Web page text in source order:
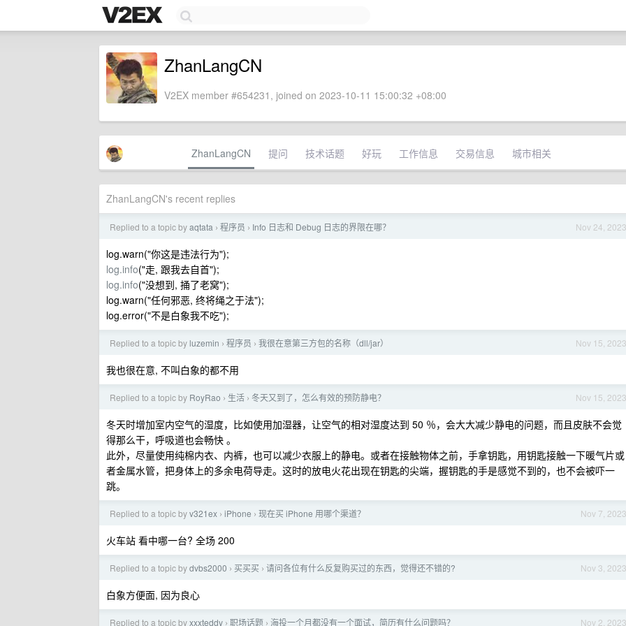
ZhanLangCN
V2EX member #654231, joined on 2023-10-11 15:00:32 +08:00
ZhanLangCN 提问 技术话题 好玩 工作信息 交易信息 城市相关
ZhanLangCN's recent replies
Nov 24, 2023
Replied to a topic byaqtata › 程序员 › Info 日志和 Debug 日志的界限在哪？
log.warn("你这是违法行为");
log.info("走, 跟我去自首");
log.info("没想到, 捅了老窝");
log.warn("任何邪恶, 终将绳之于法");
log.error("不是白象我不吃");
Nov 15, 2023
Replied to a topic by luzemin › 程序员 › 我很在意第三方包的名称（dll/jar）
我也很在意, 不叫白象的都不用
Nov 15, 2023
Replied to a topic by RoyRao › 生活 › 冬天又到了，怎么有效的预防静电？
冬天时增加室内空气的湿度，比如使用加湿器，让空气的相对湿度达到 50 ％，会大大减少静电的问题，而且皮肤不会觉
得那么干，呼吸道也会畅快 。
此外，尽量使用纯棉内衣、内裤，也可以减少衣服上的静电。或者在接触物体之前，手拿钥匙，用钥匙接触一下暖气片或
者金属水管，把身体上的多余电荷导走。这时的放电火花出现在钥匙的尖端，握钥匙的手是感觉不到的，也不会被吓一
跳。
Nov 7, 2023
Replied to a topic byv321ex › iPhone › 现在买 iPhone 用哪个渠道？
火车站 看中哪一台? 全场 200
Nov 3, 2023
Replied to a topic bydvbs2000 › 买买买 › 请问各位有什么反复购买过的东西，觉得还不错的?
白象方便面, 因为良心
Nov 2, 2023
Replied to a topic byxxxteddy › 职场话题 › 海投一个月都没有一个面试，简历有什么问题吗？